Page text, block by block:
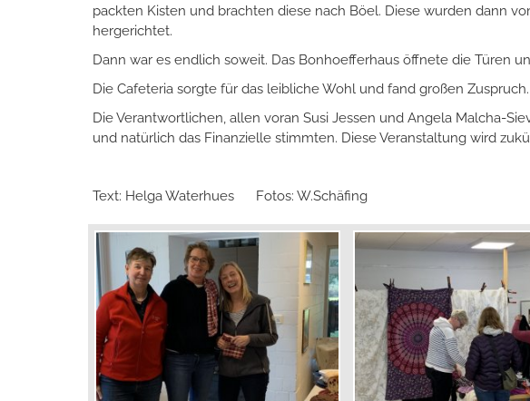
packten Kisten und brachten diese nach Böel. Diese wurden dann
hergerichtet.
Dann war es endlich soweit. Das Bonhoefferhaus öffnete die Türen
Die Cafeteria sorgte für das leibliche Wohl und fand großen
Die Verantwortlichen, allen voran Susi Jessen und Angela Malcha-
und natürlich das Finanzielle stimmten. Diese Veranstaltung wird
Text: Helga Waterhues Fotos: W.Schäfing